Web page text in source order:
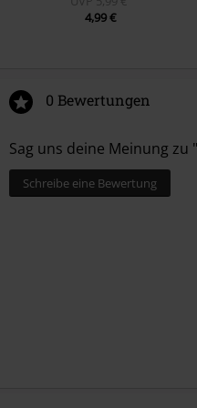
4,99 €
0 Bewertungen
Sag uns deine Meinung zu
Schreibe eine Bewertung